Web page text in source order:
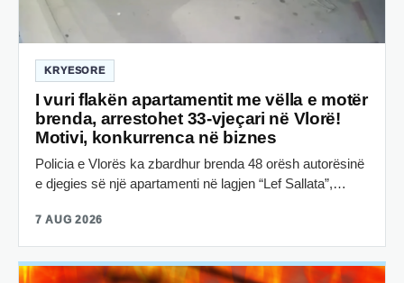
KRYESORE
I vuri flakën apartamentit me vëlla e motër
brenda, arrestohet 33-vjeçari në Vlorë!
Motivi, konkurrenca në biznes
Policia e Vlorës ka zbardhur brenda 48 orësh autorësinë
e djegies së një apartamenti në lagjen “Lef Sallata”,…
7 AUG 2026